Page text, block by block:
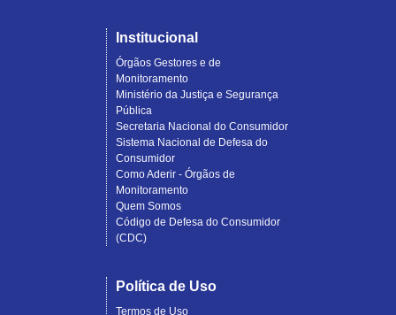
Institucional
Órgãos Gestores e de
Monitoramento
Ministério da Justiça e Segurança
Pública
Secretaria Nacional do Consumidor
Sistema Nacional de Defesa do
Consumidor
Como Aderir - Órgãos de
Monitoramento
Quem Somos
Código de Defesa do Consumidor
(CDC)
Política de Uso
Termos de Uso